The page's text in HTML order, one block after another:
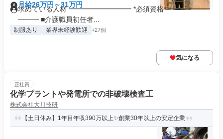
月給26万円～31万円
求めている人材 ━━━━━━━━━ *必須資格* ━━━━━━
━━━ ■介護職員初任者...
制服あり 業界未経験歓迎 +27個
気になる
正社員
化学プラントや発電所での非破壊検査工
株式会社大川技研
【土日休み】1年目年収390万以上✨創業30年以上の安定企業